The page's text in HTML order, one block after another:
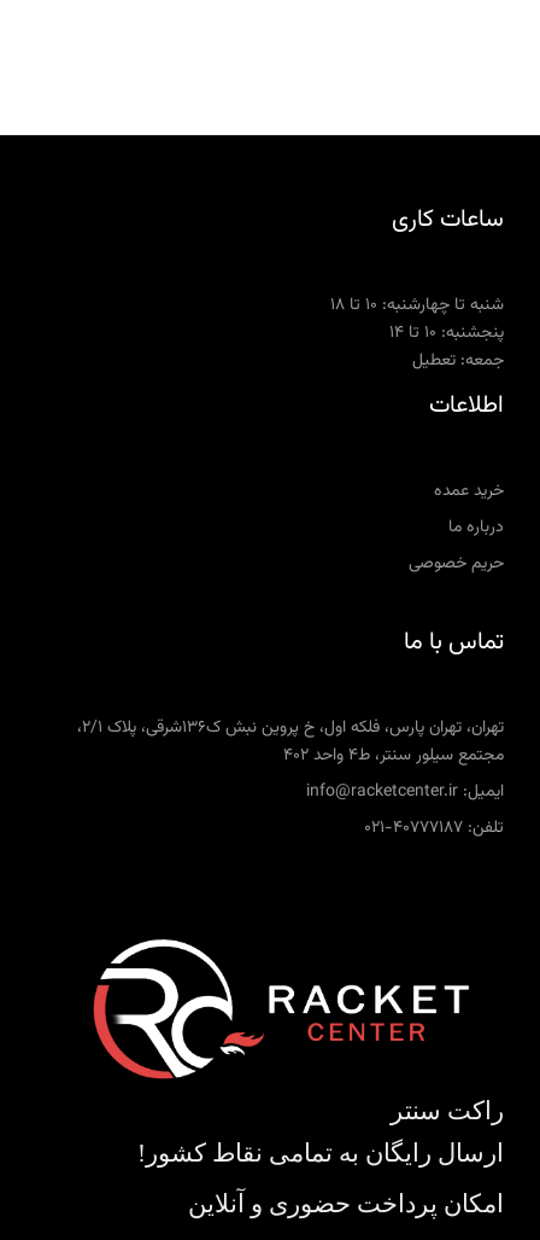
ساعات کاری
شنبه تا چهارشنبه: ۱۰ تا ۱۸
پنجشنبه: ۱۰ تا ۱۴
جمعه: تعطیل
اطلاعات
خرید عمده
درباره ما
حریم خصوصی
تماس با ما
تهران، تهران پارس، فلکه اول، خ پروین نبش ک136شرقی، پلاک 2/1،
مجتمع سیلور سنتر، ط4 واحد 402
ایمیل: info@racketcenter.ir
تلفن: 40777187-021
راکت سنتر
ارسال رایگان به تمامی نقاط کشور!
امکان پرداخت حضوری و آنلاین